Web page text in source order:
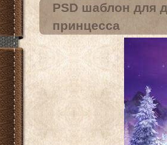
PSD шаблон для
принцесса